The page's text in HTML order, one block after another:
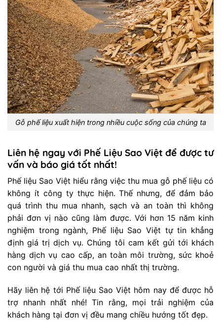
Gỗ phế liệu xuất hiện trong nhiều cuộc sống của chúng ta
Liên hệ ngay với Phế Liệu Sao Việt để được tư
vấn và báo giá tốt nhất!
Phế liệu Sao Việt hiểu rằng việc thu mua gỗ phế liệu có
không ít công ty thực hiện. Thế nhưng, để đảm bảo
quá trình thu mua nhanh, sạch và an toàn thì không
phải đơn vị nào cũng làm được. Với hơn 15 năm kinh
nghiệm trong ngành, Phế liệu Sao Việt tự tin khẳng
định giá trị dịch vụ. Chúng tôi cam kết gửi tới khách
hàng dịch vụ cao cấp, an toàn môi trường, sức khoẻ
con người và giá thu mua cao nhất thị trường.
Hãy liên hệ tới Phế liệu Sao Việt hôm nay để được hỗ
trợ nhanh nhất nhé! Tin rằng, mọi trải nghiệm của
khách hàng tại đơn vị đều mang chiều hướng tốt đẹp.